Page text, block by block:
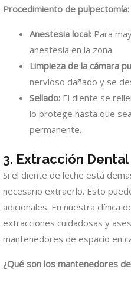
Procedimiento de pulpectomía:
Anestesia local: Para
anestesia en la zona.
Limpieza de la cámara
nervioso dañado y se
Sellado: El diente se
lo protege hasta que
permanente.
3. Extracción Dental
Si el diente de leche está
necesario extraerlo. Esto
adicionales. En nuestra clínica
extracciones cuidadosas y
mantenedores de espacio en
¿Qué son los mantenedores